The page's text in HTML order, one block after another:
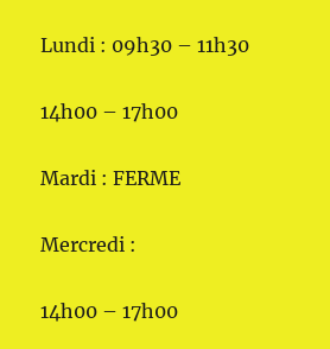
Lundi : 09h30 – 11h30
14h00 – 17h00
Mardi : FERME
Mercredi :
14h00 – 17h00